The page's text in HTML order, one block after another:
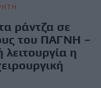
ράντζα σε
του ΠΑΓΝΗ –
λειτουργία η